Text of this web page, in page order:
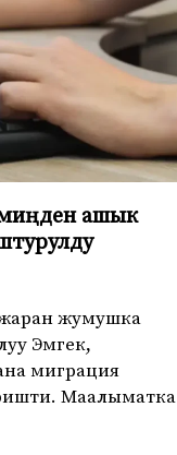
ашык
жумушка
Эмгек,
миграция
Маалыматка